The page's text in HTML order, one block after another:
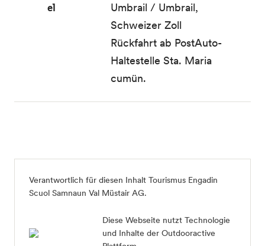
el
Umbrail / Umbrail,
Schweizer Zoll
Rückfahrt ab PostAuto-
Haltestelle Sta. Maria
cumün.
Verantwortlich für diesen Inhalt Tourismus Engadin
Scuol Samnaun Val Müstair AG.
Diese Webseite nutzt Technologie
und Inhalte der Outdooractive